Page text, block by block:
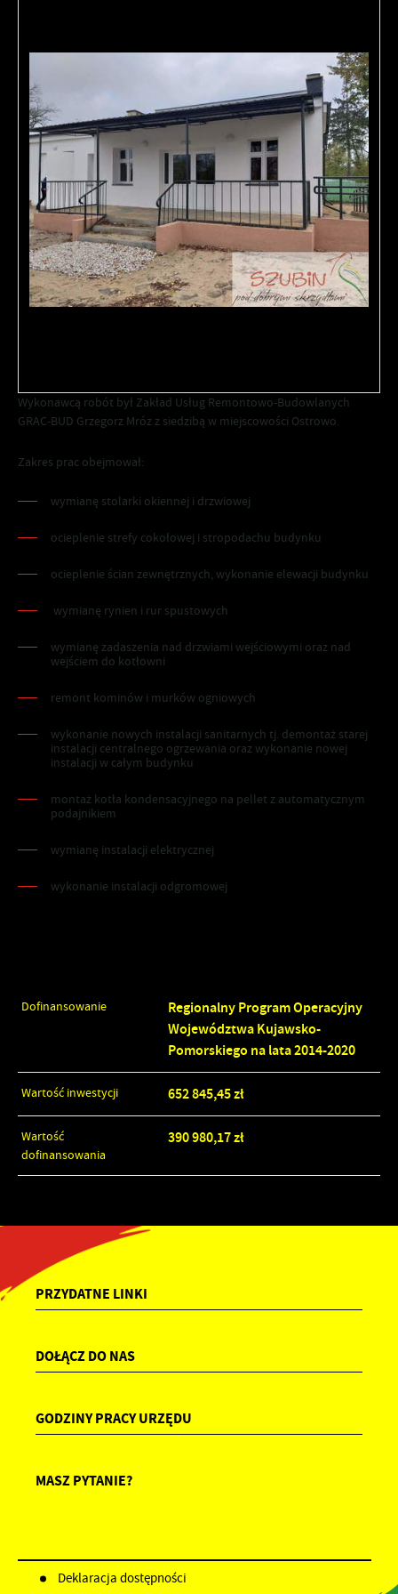
Wykonawcą robót był Zakład Usług Remontowo-Budowlanych
GRAC-BUD Grzegorz Mróz z siedzibą w miejscowości Ostrowo.
Zakres prac obejmował:
wymianę stolarki okiennej i drzwiowej
ocieplenie strefy cokołowej i stropodachu budynku
ocieplenie ścian zewnętrznych, wykonanie elewacji budynku
wymianę rynien i rur spustowych
wymianę zadaszenia nad drzwiami wejściowymi oraz nad
wejściem do kotłowni
remont kominów i murków ogniowych
wykonanie nowych instalacji sanitarnych tj. demontaż starej
instalacji centralnego ogrzewania oraz wykonanie nowej
instalacji w całym budynku
montaż kotła kondensacyjnego na pellet z automatycznym
podajnikiem
wymianę instalacji elektrycznej
wykonanie instalacji odgromowej
Dofinansowanie
Regionalny Program Operacyjny
Województwa Kujawsko-
Pomorskiego na lata 2014-2020
Wartość inwestycji 652 845,45 zł
Wartość
dofinansowania
390 980,17 zł
PRZYDATNE LINKI
DOŁĄCZ DO NAS
GODZINY PRACY URZĘDU
MASZ PYTANIE?
Deklaracja dostępności